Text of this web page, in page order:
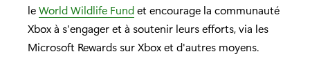
leWorld Wildlife Fundet encourage la communauté
Xbox à s'engager et à soutenir leurs efforts, via les
Microsoft Rewards sur Xbox et d'autres moyens.